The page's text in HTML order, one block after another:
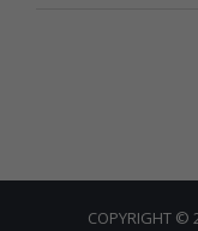
COPYRIGHT ©